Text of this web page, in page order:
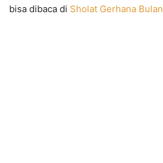
bisa dibaca di Sholat Gerhana Bulan